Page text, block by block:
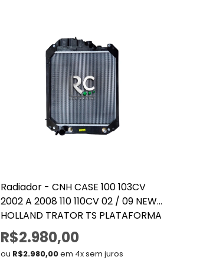
Radiador - CNH CASE 100 103CV
2002 A 2008 110 110CV 02 / 09 NEW
HOLLAND TRATOR TS PLATAFORMA
(73401042, 73402685, 9443,9444)
R$2.980,00
ou R$2.980,00em 4x sem juros